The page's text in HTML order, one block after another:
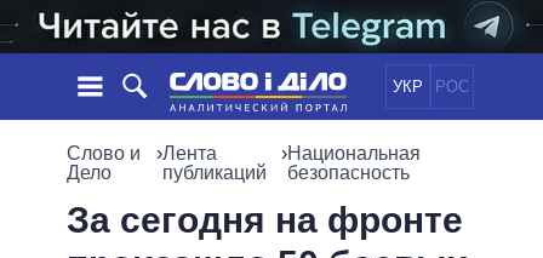
УКР РОС
НОВОСТИ
ПОЛИТИКА
ЭКОНОМИКА
Слово и
Дело
›Лента
публикаций
›Национальная
безопасность
За сегодня на фронте